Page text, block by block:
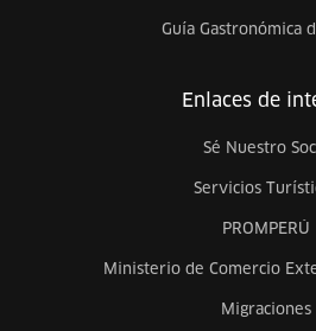
Guía Gastronómica
Enlaces de
Sé Nuestro
Servicios
PROMPERÚ
Ministerio de Comercio
Migraciones